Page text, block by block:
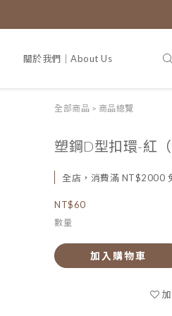
關於我們｜About Us 專利證
全部商品 > 商品總覽
塑鋼D型扣環-紅（
全店，消費滿 NT$2000
NT$60
數量
加入購物車